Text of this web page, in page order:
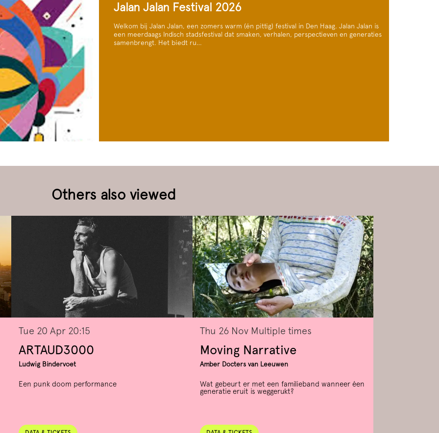
Jalan Jalan Festival 2026
Welkom bij Jalan Jalan, een zomers warm (én pittig) festival in Den Haag. Jalan Jalan is
een meerdaags Indisch stadsfestival dat smaken, verhalen, perspectieven en generaties
samenbrengt. Het biedt ru…
Others also viewed
ARTAUD3000
Ludwig Bindervoet
Een punk doom performance
Tue 20 Apr 20:15
Moving Narrative
Amber Docters van Leeuwen
Wat gebeurt er met een familieband wanneer éen
generatie eruit is weggerukt?
Thu 26 Nov Multiple times